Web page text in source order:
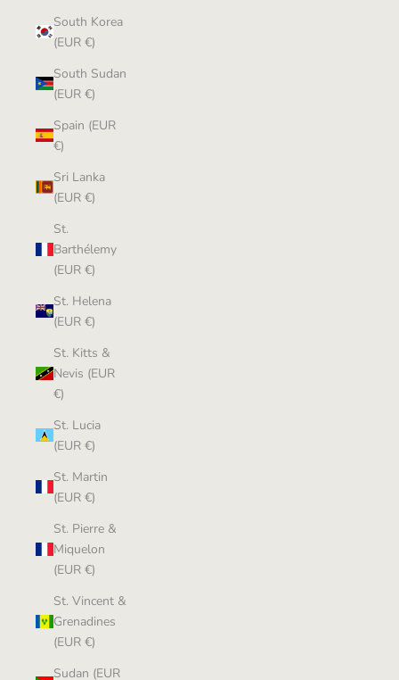
South Korea
(EUR €)
South Sudan
(EUR €)
Spain (EUR
€)
Sri Lanka
(EUR €)
St.
Barthélemy
(EUR €)
St. Helena
(EUR €)
St. Kitts &
Nevis (EUR
€)
St. Lucia
(EUR €)
St. Martin
(EUR €)
St. Pierre &
Miquelon
(EUR €)
St. Vincent &
Grenadines
(EUR €)
Sudan (EUR